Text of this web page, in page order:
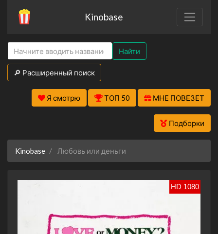
Kinobase
Найти
🔎 Расширенный поиск
Я смотрю ТОП 50 МНЕ ПОВЕЗЕТ
Подборки
Kinobase Любовь или деньги
HD 1080